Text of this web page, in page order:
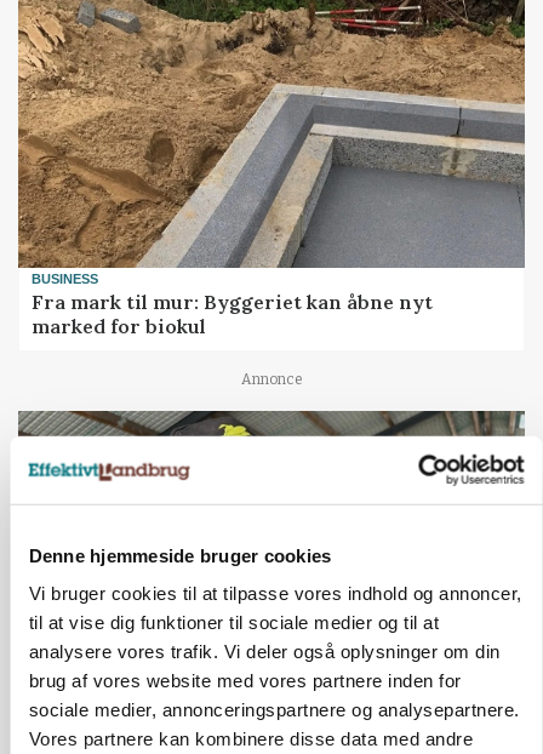
Denne hjemmeside bruger cookies
Vi bruger cookies til at tilpasse vores indhold og annoncer,
til at vise dig funktioner til sociale medier og til at
analysere vores trafik. Vi deler også oplysninger om din
brug af vores website med vores partnere inden for
sociale medier, annonceringspartnere og analysepartnere.
Vores partnere kan kombinere disse data med andre
BUSINESS
Fra mark til mur: Byggeriet kan åbne nyt
marked for biokul
Annonce
POLITIK
»Nu stopper I«: Landbrugsdebattør og